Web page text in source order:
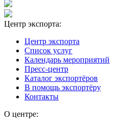
Центр экспорта:
Центр экспорта
Список услуг
Календарь мероприятий
Пресс-центр
Каталог экспортёров
В помощь экспортёру
Контакты
О центре: